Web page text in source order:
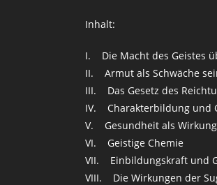
Inhalt:
I. Die Macht des Geistes
II. Armut als Schwäche
III. Das Gesetz des
IV. Charakterbildung und
V. Gesundheit als
VI. Geistige Chemie
VII. Einbildungskraft und
VIII. Die Wirkungen der